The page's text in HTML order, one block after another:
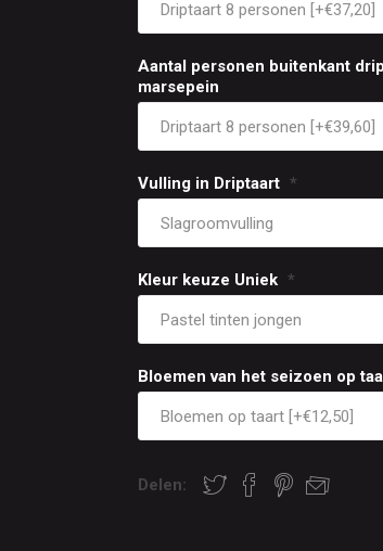
Aantal personen buitenkant
marsepein
Vulling in Driptaart *
Kleur keuze Uniek *
Bloemen van het seizoen op
Delen: